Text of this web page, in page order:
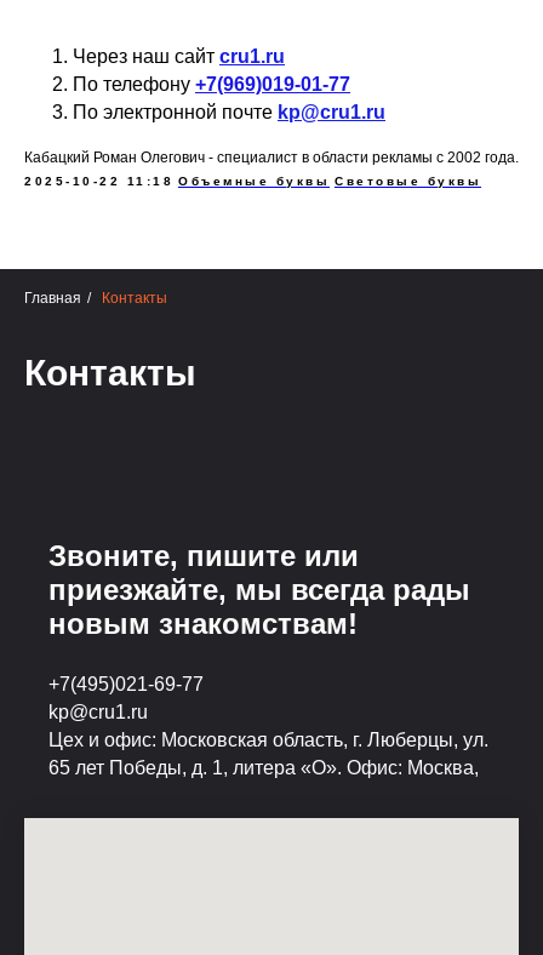
Через наш сайт cru1.ru
По телефону +7(969)019-01-77
По электронной почте kp@cru1.ru
Кабацкий Роман Олегович - специалист в области рекламы с 2002 года.
2025-10-22 11:18 Объемные буквы Световые буквы
Главная / Контакты
Контакты
Звоните, пишите или
приезжайте, мы всегда рады
новым знакомствам!
+7(495)021-69-77
kp@cru1.ru
Цех и офис: Московская область, г. Люберцы, ул.
65 лет Победы, д. 1, литера «О». Офис: Москва,